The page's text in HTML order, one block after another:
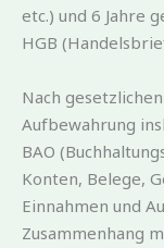
etc.) und 6 Jahre
HGB
Nach
Aufbewahrung
BAO
Konten, Belege,
Einnahmen und
Zusammenhang